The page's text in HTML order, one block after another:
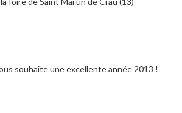
souhaite une excellente année 2013 !